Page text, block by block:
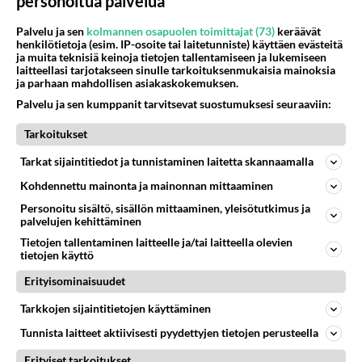
Tiesitkö? Martina Aitolehden isäpuoli on tämä suosittu laulaja
Martina Aitolehti on seurattu julkisuuden henkilö. Lähipiiriin mahtuu muitakin tunnettuja henkilöitä. Tiesitkö, että Ma
05.08.2026 07:23
Kotimaiset julkkisjuorut
28
Yhdistää??????
04.08.2026 18:50
Ikävä
Sinulle mies
04.08.2026 15:01
Ikävä
40
799
Mitä uskot hänen ajattelevan sinusta?
04.08.2026 18:30
60
Miia Heikkinen avautui !
Olipa hyvä kirjoitus, kiitos. Ongelmat mitkä nostat esille on todellisia ja tämä ylimielisyys totta ja se näkyy kaikessa
Judo
75
787
Palvelu ja sen kolmannen osapuolen toimittajat (73) keräävät
henkilötietoja (esim. IP-osoite tai laitetunniste) käyttäen evästeitä
ja muita teknisiä keinoja tietojen tallentamiseen ja lukemiseen
laitteellasi tarjotakseen sinulle tarkoituksenmukaisia mainoksia
ja parhaan mahdollisen asiakaskokemuksen.
Palvelu ja sen kumppanit tarvitsevat suostumuksesi seuraaviin:
Tarkoitukset
Tarkat sijaintitiedot ja tunnistaminen laitetta skannaamalla
Kohdennettu mainonta ja mainonnan mittaaminen
Personoitu sisältö, sisällön mittaaminen, yleisötutkimus ja
palvelujen kehittäminen
Tietojen tallentaminen laitteelle ja/tai laitteella olevien
tietojen käyttö
Erityisominaisuudet
Tarkkojen sijaintitietojen käyttäminen
Tunnista laitteet aktiivisesti pyydettyjen tietojen perusteella